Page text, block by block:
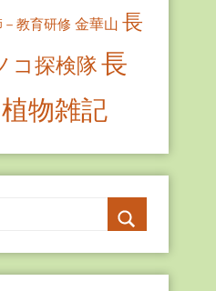
教育研修 金華山 長
コ探検隊長
物雑記